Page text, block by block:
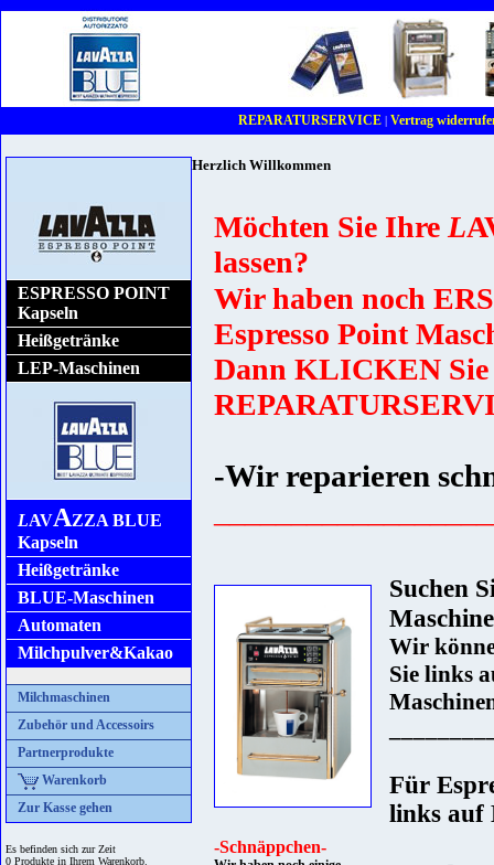
REPARATURSERVICE Vertrag
ESPRESSO POINT
Kapseln
Heißgetränke
LEP-Maschinen
LAVAZZA BLUE
Kapseln
Heißgetränke
BLUE-Maschinen
Automaten
Milchpulver&Kakao
Milchmaschinen
Zubehör und Accessoirs
Partnerprodukte
Warenkorb
Zur Kasse gehen
Es befinden sich zur Zeit
0 Produkte in Ihrem Warenkorb.
Herzlich Willkommen
Möchten Sie Ihre L
lassen?
Wir haben noch
Espresso Point
Dann KLICKEN
-Wir reparieren
-Schnäppchen-
Suchen
Wir
Sie links
Für
links auf